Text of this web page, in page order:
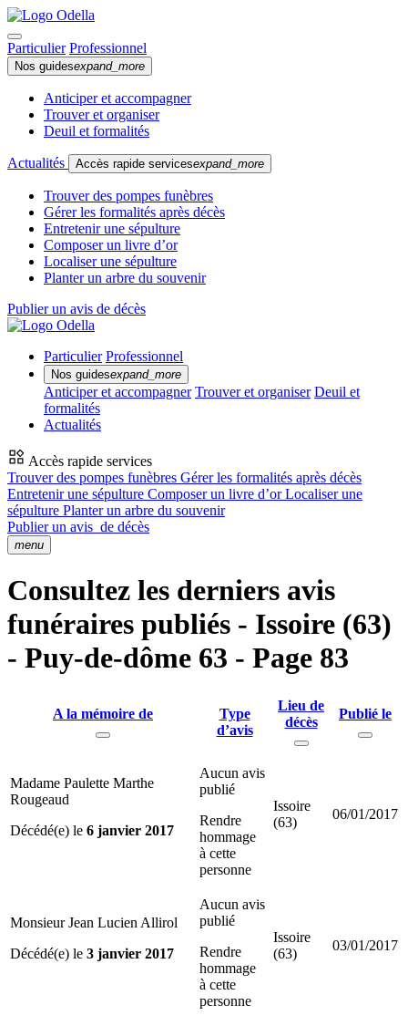
Particulier Professionnel
Nos guidesexpand_more
Anticiper et accompagner
Trouver et organiser
Deuil et formalités
Actualités Accès rapide servicesexpand_more
Trouver des pompes funèbres
Gérer les formalités après décès
Entretenir une sépulture
Composer un livre d’or
Localiser une sépulture
Planter un arbre du souvenir
Publier un avis de décès
Particulier Professionnel
Nos guidesexpand_more
Anticiper et accompagner Trouver et organiser Deuil et
formalités
Actualités
Accès rapide services
Trouver des pompes funèbres Gérer les formalités après décès
Entretenir une sépulture Composer un livre d’orLocaliser une
sépulture Planter un arbre du souvenir
Publier un avis de décès
menu
Consultez les derniers avis
funéraires publiés - Issoire (63)
- Puy-de-dôme 63 - Page 83
A la mémoire de
Type
d’avis
Lieu de
décès
Publié le
Madame Paulette Marthe
Rougeaud
Décédé(e) le 6 janvier 2017
Aucun avis
publié
Rendre
hommage
à cette
personne
Issoire
(63)
06/01/2017
Monsieur Jean Lucien Allirol
Décédé(e) le 3 janvier 2017
Aucun avis
publié
Rendre
hommage
à cette
personne
Issoire
(63)
03/01/2017